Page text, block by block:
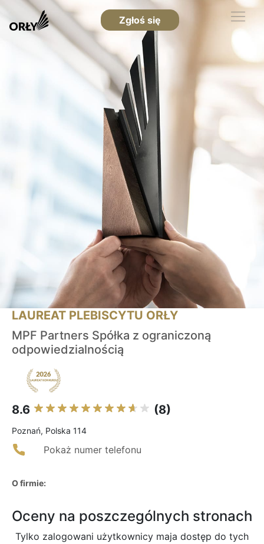
Zgłoś się
LAUREAT PLEBISCYTU ORŁY
MPF Partners Spółka z ograniczoną
odpowiedzialnością
8.6 (8)
Poznań, Polska 114
Pokaż numer telefonu
O firmie:
Oceny na poszczególnych stronach
Tylko zalogowani użytkownicy maja dostęp do tych